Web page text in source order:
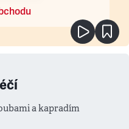
a kapradím